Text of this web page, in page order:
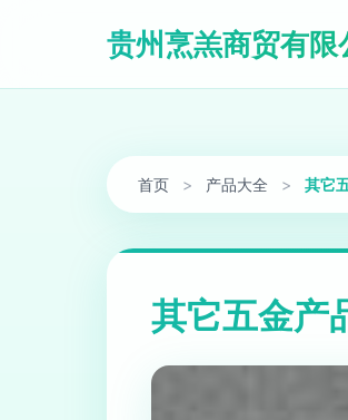
贵州烹羔商贸有限
首页 > 产品大全 > 其它
其它五金产